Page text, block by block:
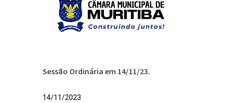
Sessão Ordinária em 14/11/23.
14/11/2023